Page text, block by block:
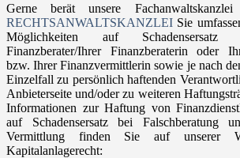
Gerne berät unsere Fachanwaltskanzlei
RECHTSANWALTSKANZLEI Sie
Möglichkeiten auf Schadensersatz
Finanzberater/Ihrer Finanzberaterin oder
bzw. Ihrer Finanzvermittlerin sowie je nach
Einzelfall zu persönlich haftenden
Anbieterseite und/oder zu weiteren
Informationen zur Haftung von
auf Schadensersatz bei Falschberatung
Vermittlung finden Sie auf unserer
Kapitalanlagerecht: